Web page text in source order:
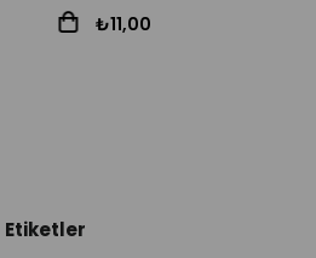
₺11,00
Etiketler